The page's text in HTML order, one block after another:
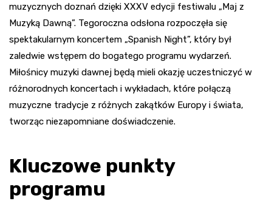
muzycznych doznań dzięki XXXV edycji festiwalu „Maj z
Muzyką Dawną”. Tegoroczna odsłona rozpoczęła się
spektakularnym koncertem „Spanish Night”, który był
zaledwie wstępem do bogatego programu wydarzeń.
Miłośnicy muzyki dawnej będą mieli okazję uczestniczyć w
różnorodnych koncertach i wykładach, które połączą
muzyczne tradycje z różnych zakątków Europy i świata,
tworząc niezapomniane doświadczenie.
Kluczowe punkty
programu